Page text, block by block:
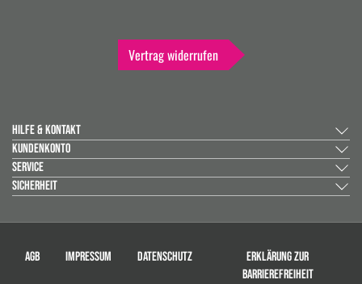
Vertrag widerrufen
HILFE & KONTAKT
KUNDENKONTO
SERVICE
SICHERHEIT
AGB IMPRESSUM DATENSCHUTZ
ERKLÄRUNG ZUR
BARRIEREFREIHEIT